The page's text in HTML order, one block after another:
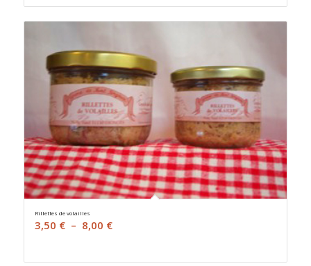
8,00 €
16,00 €
Rillettes de volailles
3,50 € – 8,00 €Plage